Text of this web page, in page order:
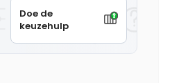
Doe de
keuzehulp